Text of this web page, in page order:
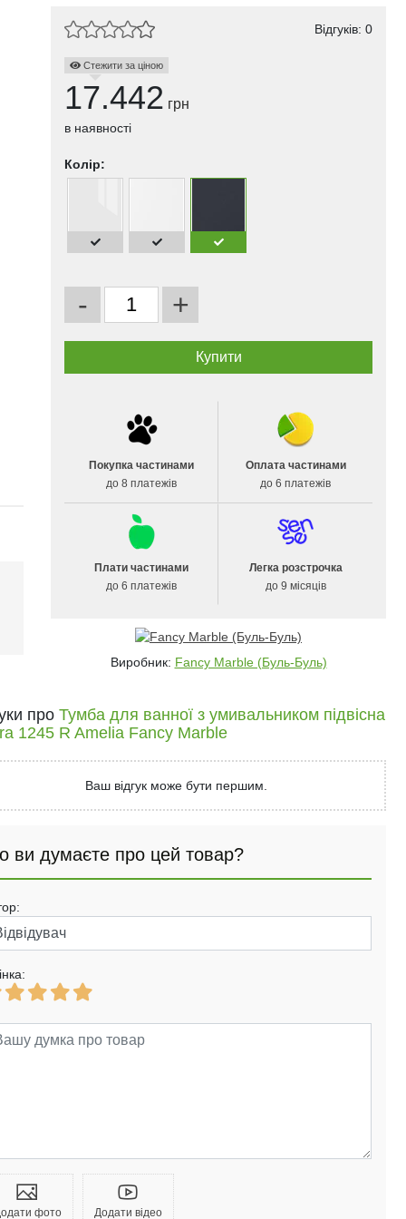
Відгуків: 0
Стежити за ціною
17.442 грн
в наявності
Колір:
- +
Покупка частинами
до 8 платежів
Оплата частинами
до 6 платежів
Плати частинами
до 6 платежів
Легка розстрочка
до 9 місяців
Виробник: Fancy Marble (Буль-Буль)
про Тумба для ванної з умивальником підвісна
1245 R Amelia Fancy Marble
Ваш відгук може бути першим.
ви думаєте про цей товар?
фото Додати відео